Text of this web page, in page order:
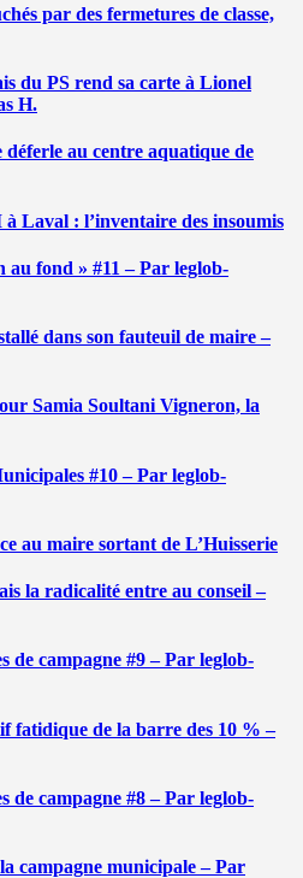
par des fermetures de classe,
du PS rend sa carte à Lionel
H.
au centre aquatique de
Laval : l’inventaire des insoumis
au fond » #11 – Par leglob-
dans son fauteuil de maire –
Samia Soultani Vigneron, la
#10 – Par leglob-
au maire sortant de L’Huisserie
la radicalité entre au conseil –
de campagne #9 – Par leglob-
fatidique de la barre des 10 % –
de campagne #8 – Par leglob-
campagne municipale – Par